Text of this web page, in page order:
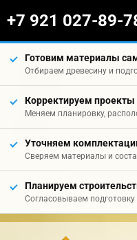
+7 921 027-89-
Готовим материалы
Отбираем древесину и
Корректируем проекты
Меняем планировку,
Уточняем
Сверяем материалы и
Планируем
Согласовываем подготовку